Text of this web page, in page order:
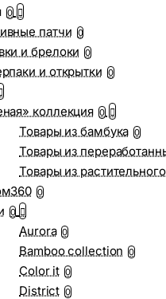
0
патчи 0
и брелоки 0
и открытки 0
коллекция 0
Товары из бамбука 0
Товары из
Товары из
0
0
Aurora 0
Bamboo collection 0
Color it 0
District 0